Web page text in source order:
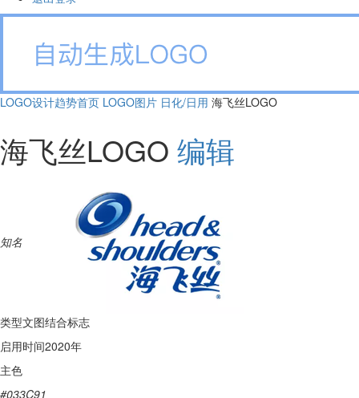
LOGO设计趋势首页 LOGO图片 日化/日用 海飞丝LOGO
海飞丝LOGO 编辑
知名
类型文图结合标志
启用时间2020年
主色
#033C91